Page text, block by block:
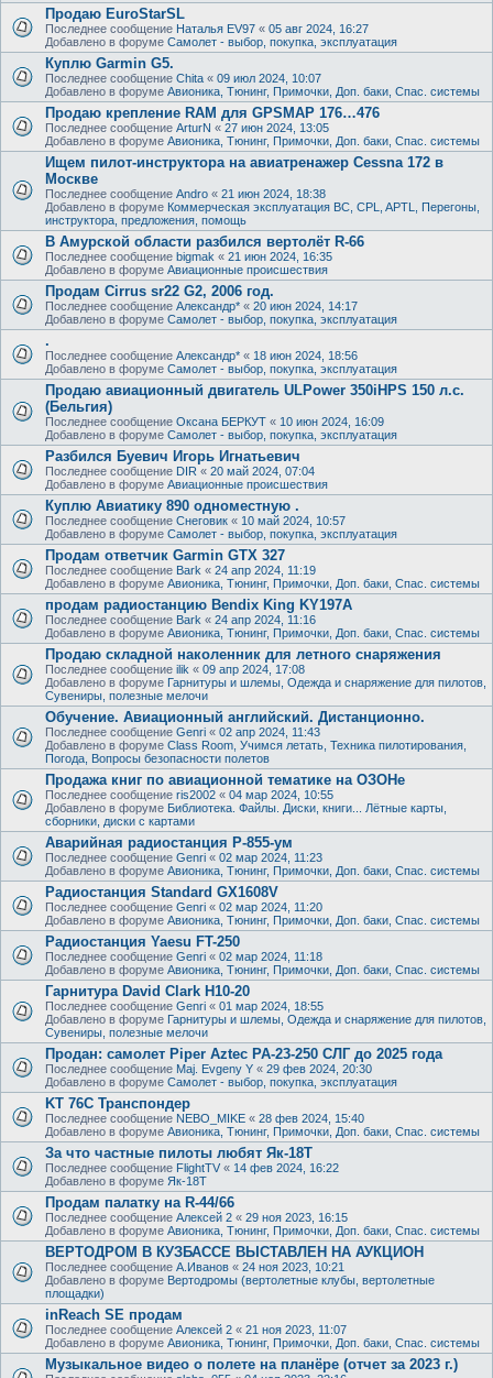
Продаю EuroStarSL
Последнее сообщение Наталья EV97 « 05 авг 2024, 16:27
Добавлено в форуме Самолет - выбор, покупка, эксплуатация
Куплю Garmin G5.
Последнее сообщение Chita « 09 июл 2024, 10:07
Добавлено в форуме Авионика, Тюнинг, Примочки, Доп. баки, Спас. системы
Продаю крепление RAM для GPSMAP 176…476
Последнее сообщение ArturN « 27 июн 2024, 13:05
Добавлено в форуме Авионика, Тюнинг, Примочки, Доп. баки, Спас. системы
Ищем пилот-инструктора на авиатренажер Cessna 172 в
Москве
Последнее сообщение Andro « 21 июн 2024, 18:38
Добавлено в форуме Коммерческая эксплуатация ВС, CPL, APTL, Перегоны,
инструктора, предложения, помощь
В Амурской области разбился вертолёт R-66
Последнее сообщение bigmak « 21 июн 2024, 16:35
Добавлено в форуме Авиационные происшествия
Продам Cirrus sr22 G2, 2006 год.
Последнее сообщение Александр* « 20 июн 2024, 14:17
Добавлено в форуме Самолет - выбор, покупка, эксплуатация
.
Последнее сообщение Александр* « 18 июн 2024, 18:56
Добавлено в форуме Самолет - выбор, покупка, эксплуатация
Продаю авиационный двигатель ULPower 350iHPS 150 л.с.
(Бельгия)
Последнее сообщение Оксана БЕРКУТ « 10 июн 2024, 16:09
Добавлено в форуме Самолет - выбор, покупка, эксплуатация
Разбился Буевич Игорь Игнатьевич
Последнее сообщение DIR « 20 май 2024, 07:04
Добавлено в форуме Авиационные происшествия
Куплю Авиатику 890 одноместную .
Последнее сообщение Снеговик « 10 май 2024, 10:57
Добавлено в форуме Самолет - выбор, покупка, эксплуатация
Продам ответчик Garmin GTX 327
Последнее сообщение Bark « 24 апр 2024, 11:19
Добавлено в форуме Авионика, Тюнинг, Примочки, Доп. баки, Спас. системы
продам радиостанцию Bendix King KY197A
Последнее сообщение Bark « 24 апр 2024, 11:16
Добавлено в форуме Авионика, Тюнинг, Примочки, Доп. баки, Спас. системы
Продаю складной наколенник для летного снаряжения
Последнее сообщение ilik « 09 апр 2024, 17:08
Добавлено в форуме Гарнитуры и шлемы, Одежда и снаряжение для пилотов,
Сувениры, полезные мелочи
Обучение. Авиационный английский. Дистанционно.
Последнее сообщение Genri « 02 апр 2024, 11:43
Добавлено в форуме Class Room, Учимся летать, Техника пилотирования,
Погода, Вопросы безопасности полетов
Продажа книг по авиационной тематике на ОЗОНе
Последнее сообщение ris2002 « 04 мар 2024, 10:55
Добавлено в форуме Библиотека. Файлы. Диски, книги... Лётные карты,
сборники, диски с картами
Аварийная радиостанция Р-855-ум
Последнее сообщение Genri « 02 мар 2024, 11:23
Добавлено в форуме Авионика, Тюнинг, Примочки, Доп. баки, Спас. системы
Радиостанция Standard GX1608V
Последнее сообщение Genri « 02 мар 2024, 11:20
Добавлено в форуме Авионика, Тюнинг, Примочки, Доп. баки, Спас. системы
Радиостанция Yaesu FT-250
Последнее сообщение Genri « 02 мар 2024, 11:18
Добавлено в форуме Авионика, Тюнинг, Примочки, Доп. баки, Спас. системы
Гарнитура David Clark H10-20
Последнее сообщение Genri « 01 мар 2024, 18:55
Добавлено в форуме Гарнитуры и шлемы, Одежда и снаряжение для пилотов,
Сувениры, полезные мелочи
Продан: самолет Piper Aztec PA-23-250 СЛГ до 2025 года
Последнее сообщение Maj. Evgeny Y « 29 фев 2024, 20:30
Добавлено в форуме Самолет - выбор, покупка, эксплуатация
KT 76C Транспондер
Последнее сообщение NEBO_MIKE « 28 фев 2024, 15:40
Добавлено в форуме Авионика, Тюнинг, Примочки, Доп. баки, Спас. системы
За что частные пилоты любят Як-18Т
Последнее сообщение FlightTV « 14 фев 2024, 16:22
Добавлено в форуме Як-18Т
Продам палатку на R-44/66
Последнее сообщение Алексей 2 « 29 ноя 2023, 16:15
Добавлено в форуме Авионика, Тюнинг, Примочки, Доп. баки, Спас. системы
ВЕРТОДРОМ В КУЗБАССЕ ВЫСТАВЛЕН НА АУКЦИОН
Последнее сообщение А.Иванов « 24 ноя 2023, 10:21
Добавлено в форуме Вертодромы (вертолетные клубы, вертолетные
площадки)
inReach SE продам
Последнее сообщение Алексей 2 « 21 ноя 2023, 11:07
Добавлено в форуме Авионика, Тюнинг, Примочки, Доп. баки, Спас. системы
Музыкальное видео о полете на планёре (отчет за 2023 г.)